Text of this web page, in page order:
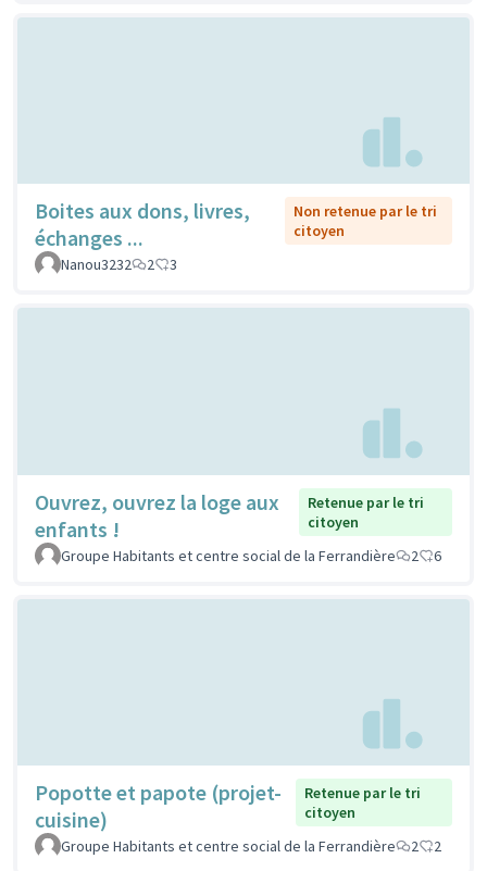
Boites aux dons, livres,
échanges ...
Non retenue par le tri
citoyen
Nanou3232
2 3
Ouvrez, ouvrez la loge aux
enfants !
Retenue par le tri
citoyen
Groupe Habitants et centre social de la Ferrandière
2 6
Popotte et papote (projet-
cuisine)
Retenue par le tri
citoyen
Groupe Habitants et centre social de la Ferrandière
2 2